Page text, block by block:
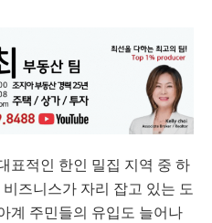
표적인 한인 밀집 지역 중 하
즈니스가 자리 잡고 있는 도
계 주민들의 유입도 늘어나